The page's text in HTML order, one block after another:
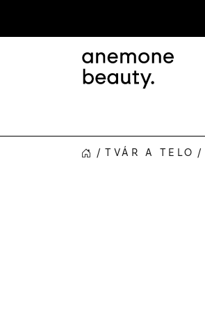
obsah
DOMOV
/ TVÁR A TELO /